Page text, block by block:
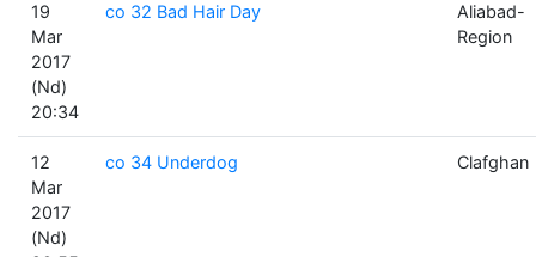
19
Mar
2017
(Nd)
20:34
co 32 Bad Hair Day
Aliabad-
Region
12
Mar
2017
(Nd)
co 34 Underdog Clafghan